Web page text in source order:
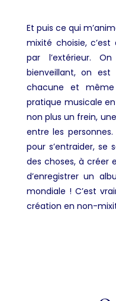
Et puis ce qui
mixité choisie,
par l’extérieur.
bienveillant, on
chacune et
pratique musicale
non plus un frein,
entre les
pour s’entraider, se
des choses, à créer
d’enregistrer un
mondiale ! C’est
création en non-